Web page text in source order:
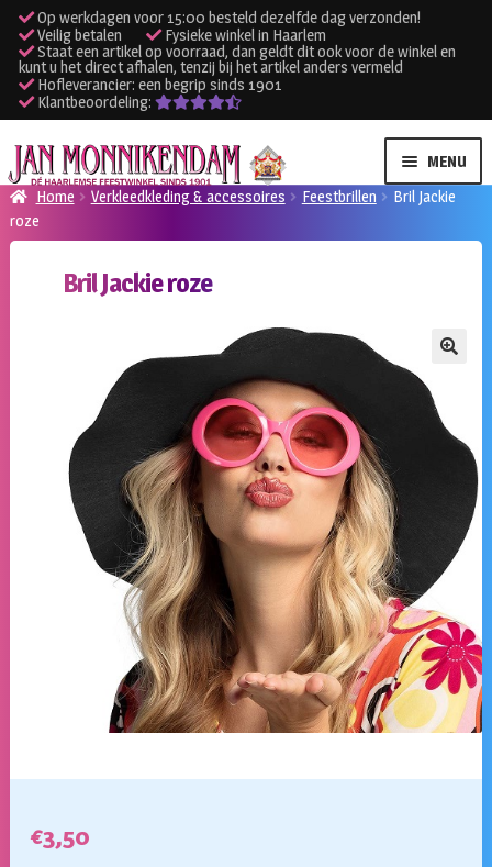
Op werkdagen voor 15:00 besteld dezelfde dag verzonden!
Veilig betalen
Fysieke winkel in Haarlem
Staat een artikel op voorraad, dan geldt dit ook voor de winkel en
kunt u het direct afhalen, tenzij bij het artikel anders vermeld
Hofleverancier: een begrip sinds 1901
Klantbeoordeling:
Ga
door
naar
navigatie
Ga
naar
de
inhoud
MENU
Verhuur apparatuur
Klantenservice
Inloggen
Home Verkleedkleding & accessoires Feestbrillen
Bril Jackie
roze
Bril Jackie roze
€3,50